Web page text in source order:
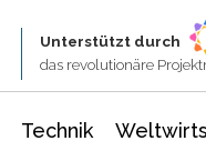
Unterstützt durch
das revolutionäre
Technik